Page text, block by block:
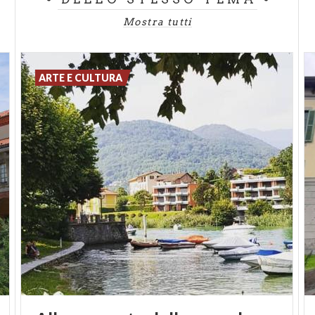
Il Castello di Vigevano costituisce una
autentica città nella città, essendo disposto su
una superficie che supera i settantamila metri
quadrati e composto da un gran numero di
corpi di fabbrica tutti collegati tra loro. Il modo
migliore per visitare il castello consiste nel
“perdersi” nel dedalo di edifici, lasciandosi
trasportare dall’atmosfera peculiare del
luogo. Al suo interno, il Museo Archeologico
Nazionale della Lomellina raccoglie i reperti
rinvenuti attraverso le numerose campagne di
scavo condotte nel territorio e anche alcuni
ritrovamenti casuali, offrendo un’immagine
molto dettagliata della storia e dei costumi
della regione nel corso dei secoli.
Mostra tutti
ARTE E CULTURA